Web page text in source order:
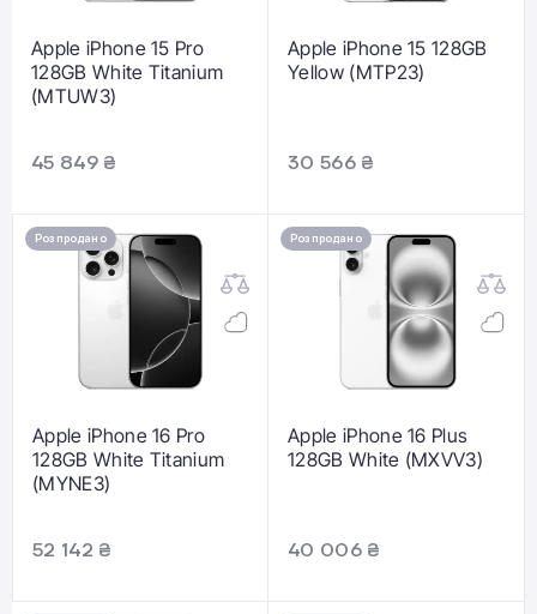
Apple iPhone 15 Pro
128GB White Titanium
(MTUW3)
45 849 ₴
Apple iPhone 15 128GB
Yellow (MTP23)
30 566 ₴
Розпродано
Apple iPhone 16 Pro
128GB White Titanium
(MYNE3)
52 142 ₴
Розпродано
Apple iPhone 16 Plus
128GB White (MXVV3)
40 006 ₴